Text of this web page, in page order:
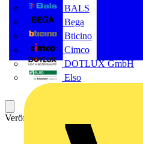
BALS
Bega
Bticino
Cimco
DOTLUX GmbH
Elso
Veröffentlicht: 2. Oktober 2023